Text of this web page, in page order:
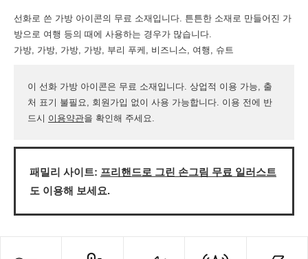
선화로 쓴 가방 아이콘의 무료 소재입니다. 튼튼한 소재로 만들어진 가
방으로 여행 등의 때에 사용하는 경우가 많습니다.
가방, 가방, 가방, 가방, 부리 푸케, 비즈니스, 여행, 슈트
이 선화 가방 아이콘은 무료 소재입니다. 상업적 이용 가능, 출
처 표기 불필요, 회원가입 없이 사용 가능합니다. 이용 전에 반
드시 이용약관을 확인해 주세요.
패밀리 사이트: 프리핸드로 그린 손그림 무료 일러스트
도 이용해 보세요.